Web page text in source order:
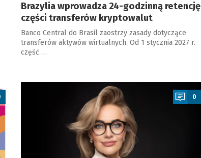
Brazylia wprowadza 24-godzinną retencję
części transferów kryptowalut
Banco Central do Brasil zaostrzy zasady dotyczące
transferów aktywów wirtualnych. Od 1 stycznia 2027 r.
część …
a
0